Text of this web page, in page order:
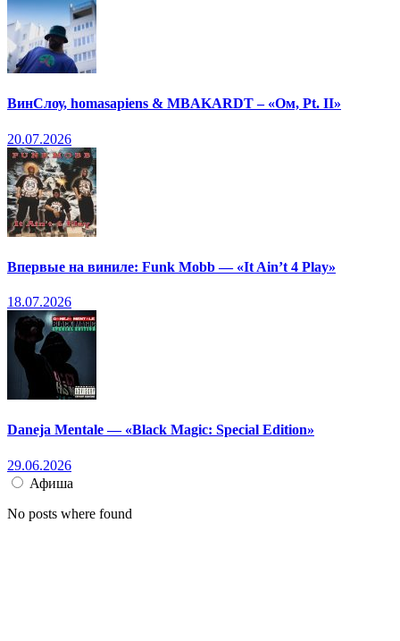
ВинСлоу, homasapiens & MBAKARDT – «Ом, Pt. II»
20.07.2026
Впервые на виниле: Funk Mobb — «It Ain’t 4 Play»
18.07.2026
Daneja Mentale — «Black Magic: Special Edition»
29.06.2026
Афиша
No posts where found